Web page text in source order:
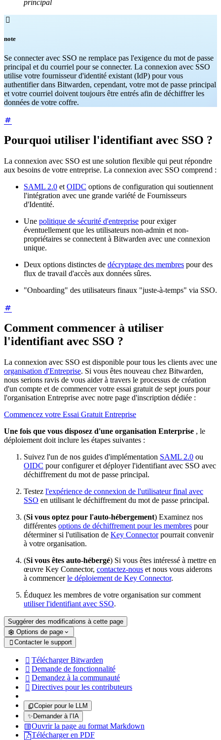
principal

note
Se connecter avec SSO ne remplace pas l'exigence du mot de passe
principal et du courriel pour se connecter. La connexion avec SSO
utilise votre fournisseur d'identité existant (IdP) pour vous
authentifier dans Bitwarden, cependant, votre mot de passe principal
et votre courriel doivent toujours être entrés afin de déchiffrer les
données de votre coffre.
Pourquoi utiliser l'identifiant avec SSO ?
La connexion avec SSO est une solution flexible qui peut répondre
aux besoins de votre entreprise. La connexion avec SSO comprend :
SAML 2.0 et OIDC options de configuration qui soutiennent
l'intégration avec une grande variété de Fournisseurs
d'Identité.
Une politique de sécurité d'entreprise pour exiger
éventuellement que les utilisateurs non-admin et non-
propriétaires se connectent à Bitwarden avec une connexion
unique.
Deux options distinctes de décryptage des membres pour des
flux de travail d'accès aux données sûres.
"Onboarding" des utilisateurs finaux "juste-à-temps" via SSO.
Comment commencer à utiliser
l'identifiant avec SSO ?
La connexion avec SSO est disponible pour tous les clients avec une
organisation d'Entreprise. Si vous êtes nouveau chez Bitwarden,
nous serions ravis de vous aider à travers le processus de création
d'un compte et de commencer votre essai gratuit de sept jours pour
l'organisation Entreprise avec notre page d'inscription dédiée :
Commencez votre Essai Gratuit Entreprise
Une fois que vous disposez d'une organisation Enterprise , le
déploiement doit inclure les étapes suivantes :
Suivez l'un de nos guides d'implémentation SAML 2.0 ou
OIDC pour configurer et déployer l'identifiant avec SSO avec
déchiffrement du mot de passe principal.
Testez l'expérience de connexion de l'utilisateur final avec
SSO en utilisant le déchiffrement du mot de passe principal.
(Si vous optez pour l'auto-hébergement) Examinez nos
différentes options de déchiffrement pour les membres pour
déterminer si l'utilisation de Key Connectorpourrait convenir
à votre organisation.
(Si vous êtes auto-hébergé) Si vous êtes intéressé à mettre en
œuvre Key Connector, contactez-nous et nous vous aiderons
à commencerle déploiement de Key Connector.
Éduquez les membres de votre organisation sur comment
utiliser l'identifiant avec SSO.
Suggérer des modifications à cette page
Options de page
 Contacter le support
 Télécharger Bitwarden
 Demande de fonctionnalité
 Demandez à la communauté
 Directives pour les contributeurs
Copier pour le LLM
✨ Demander à l’IA
Ouvrir la page au format Markdown
Télécharger en PDF